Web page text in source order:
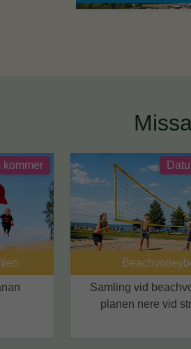
kommer
Samling vid
planen nere vid